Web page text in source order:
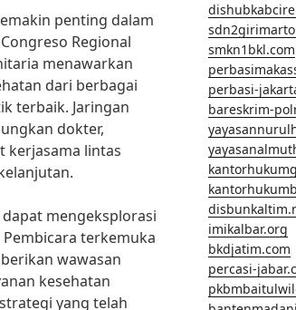
penting dalam
Regional
menawarkan
dari berbagai
terbaik. Jaringan
dokter,
kerjasama lintas
mengeksplorasi
terkemuka
wawasan
kesehatan
yang telah
smkn1bkl.com
perbasi-
bareskrim-
imikalbar.org
bkdjatim.com
percasi-